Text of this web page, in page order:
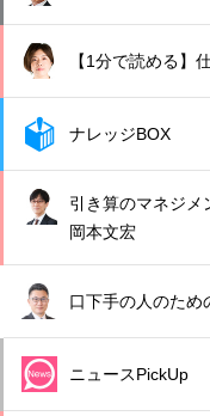
【1分で読める】
ナレッジBOX
引き算のマネジメ
岡本文宏
口下手の人のため
ニュースPickUp